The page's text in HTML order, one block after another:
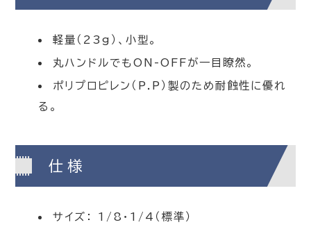
軽量（23g）、小型。
丸ハンドルでもON-OFFが一目瞭然。
ポリプロピレン（P.P）製のため耐蝕性に優れ
る。
仕様
サイズ： 1/8・1/4（標準）